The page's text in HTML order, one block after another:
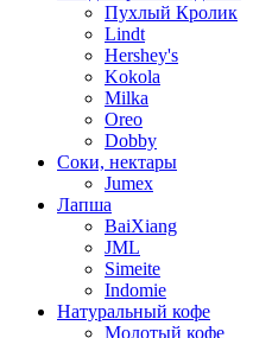
Пухлый Кролик
Lindt
Hershey's
Kokola
Milka
Oreo
Dobby
Соки, нектары
Jumex
Лапша
BaiXiang
JML
Simeite
Indomie
Натуральный кофе
Молотый кофе